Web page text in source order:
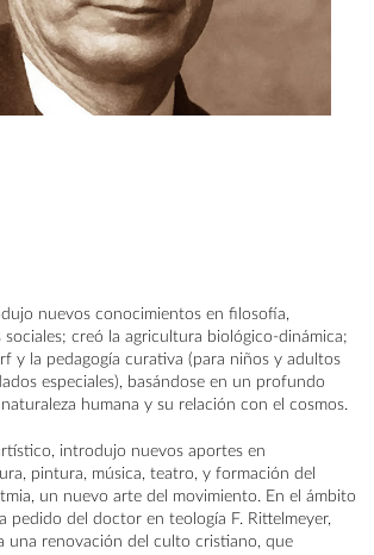
nuevos conocimientos en filosofía,
sociales; creó la agricultura biológico-dinámica;
y la pedagogía curativa (para niños y adultos
especiales), basándose en un profundo
humana y su relación con el cosmos.
introdujo nuevos aportes en
pintura, música, teatro, y formación del
un nuevo arte del movimiento. En el ámbito
pedido del doctor en teología F. Rittelmeyer,
una renovación del culto cristiano, que